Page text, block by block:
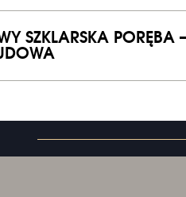
SZKLARSKA PORĘBA